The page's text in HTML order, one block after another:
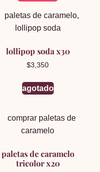
lollipop soda x30
$3,350
agotado
paletas de caramelo
tricolor x20